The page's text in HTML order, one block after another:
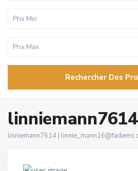
Rechercher Des
linniemann7614
linniemann7614 |